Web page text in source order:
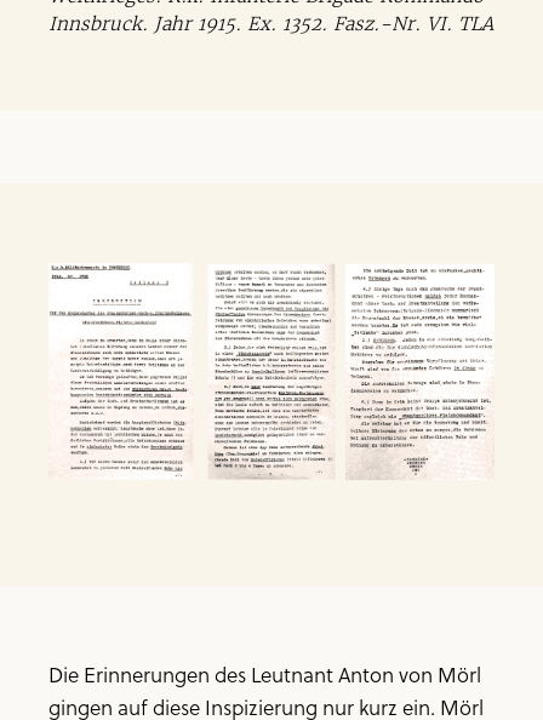
Innsbruck. Jahr 1915. Ex. 1352. Fasz.-Nr. VI. TLA
Die Erinnerungen des Leutnant Anton von Mörl
gingen auf diese Inspizierung nur kurz ein. Mörl